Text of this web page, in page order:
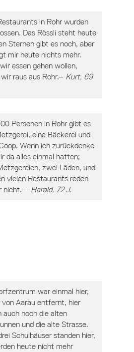
in Rohr wurden
Das Rössli steht heute
Sternen gibt es noch, aber
mir heute nichts mehr.
essen gehen wollen,
raus aus Rohr.– Kurt, 69
Personen in Rohr gibt es
eine Bäckerei und
Wenn ich zurückdenke
da alles einmal hatten;
zwei Läden, und
vielen Restaurants reden
nicht. – Harald, 72 J.
war einmal hier,
Aarau entfernt, hier
auch noch die alten
und die alte Strasse.
Schulhäuser standen hier,
heute nicht mehr